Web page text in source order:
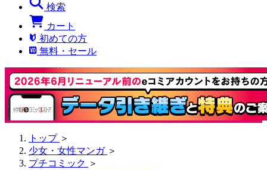
検索
カート
初めての方
無料・セール
トップ ＞
少女・女性マンガ ＞
プチコミック ＞